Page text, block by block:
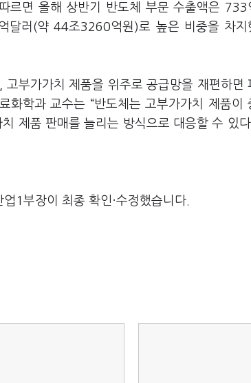
르면 올해 상반기 반도체 부문 수출액은 733
러(약 44조3260억원)로 높은 비중을 차지
부가가치 제품을 위주로 공급망을 재편하면
화학과 교수는 “반도체는 고부가가치 제품이
제품 판매를 늘리는 방식으로 대응할 수 있
1부장이 최종 확인·수정했습니다.